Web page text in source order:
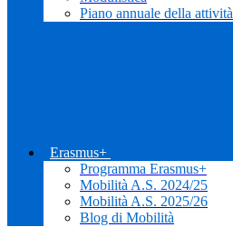
Piano annuale della attività
Erasmus+
Programma Erasmus+
Mobilità A.S. 2024/25
Mobilità A.S. 2025/26
Blog di Mobilità